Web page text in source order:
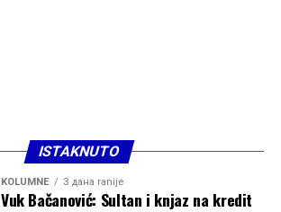
ISTAKNUTO
KOLUMNE 3 дана ranije
Vuk Bačanović: Sultan i knjaz na kredit